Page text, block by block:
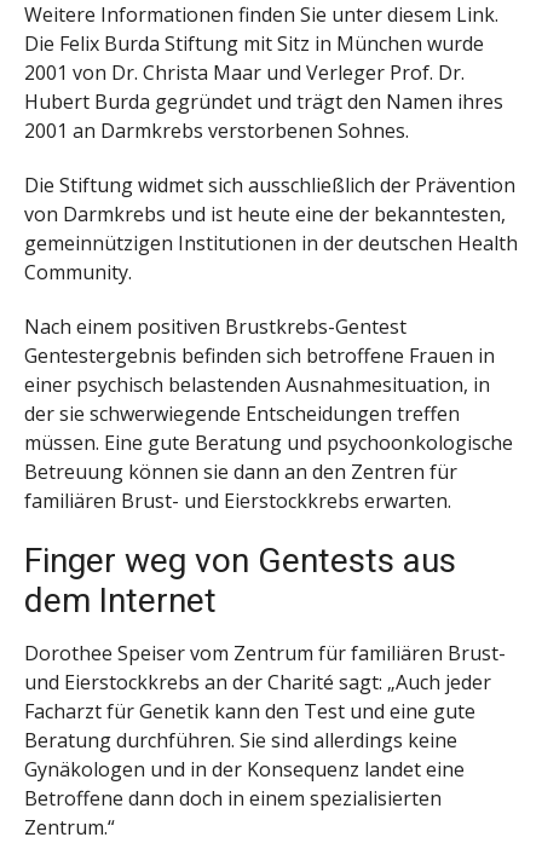
Weitere Informationen finden Sie unter diesem Link.
Die Felix Burda Stiftung mit Sitz in München wurde
2001 von Dr. Christa Maar und Verleger Prof. Dr.
Hubert Burda gegründet und trägt den Namen ihres
2001 an Darmkrebs verstorbenen Sohnes.
Die Stiftung widmet sich ausschließlich der Prävention
von Darmkrebs und ist heute eine der bekanntesten,
gemeinnützigen Institutionen in der deutschen Health
Community.
Nach einem positiven Brustkrebs-Gentest
Gentestergebnis befinden sich betroffene Frauen in
einer psychisch belastenden Ausnahmesituation, in
der sie schwerwiegende Entscheidungen treffen
müssen. Eine gute Beratung und psychoonkologische
Betreuung können sie dann an den Zentren für
familiären Brust- und Eierstockkrebs erwarten.
Finger weg von Gentests aus
dem Internet
Dorothee Speiser vom Zentrum für familiären Brust-
und Eierstockkrebs an der Charité sagt: „Auch jeder
Facharzt für Genetik kann den Test und eine gute
Beratung durchführen. Sie sind allerdings keine
Gynäkologen und in der Konsequenz landet eine
Betroffene dann doch in einem spezialisierten
Zentrum.“